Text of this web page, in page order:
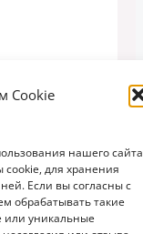
Cookie
нашего
для хранения
Если вы согласны с
обрабатывать такие
или уникальные